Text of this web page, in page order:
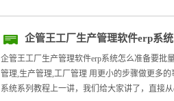
企管王工厂生产管理软件erp系
excel文件
企管王工厂生产管理软件erp系统怎么准备要批
管理,生产管理,工厂管理 用更小的步骤做更多
系统系列教程上一讲，我们给大家讲了，直接